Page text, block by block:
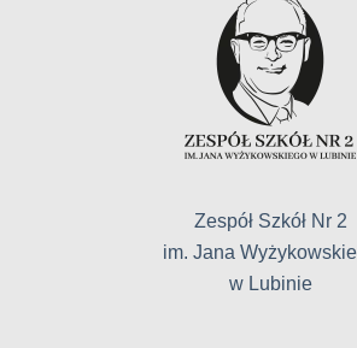
Zespół Szkół Nr 2
im. Jana
w Lubinie